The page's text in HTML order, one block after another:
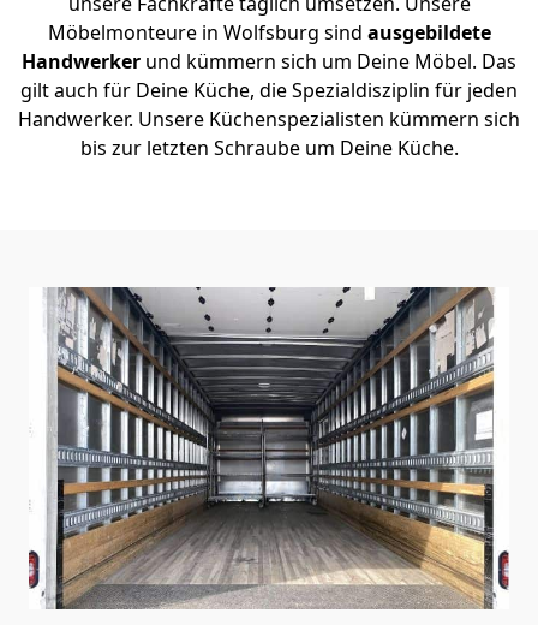
Möbelmonteure in Wolfsburg sind ausgebildete
Handwerker und kümmern sich um Deine Möbel. Das
gilt auch für Deine Küche, die Spezialdisziplin für jeden
Handwerker. Unsere Küchenspezialisten kümmern sich
bis zur letzten Schraube um Deine Küche.